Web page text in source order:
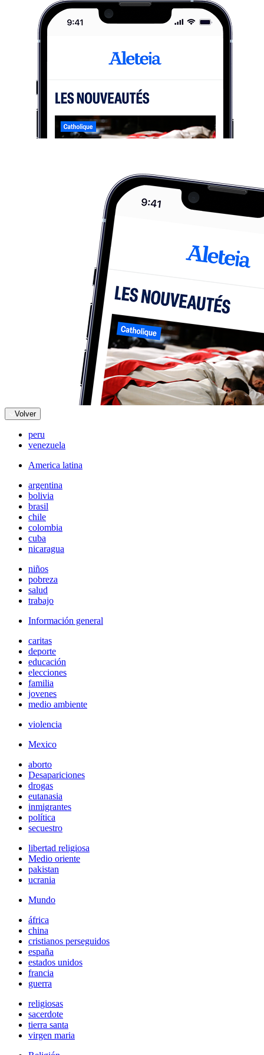
Volver
peru
venezuela
America latina
argentina
bolivia
brasil
chile
colombia
cuba
nicaragua
niños
pobreza
salud
trabajo
Información general
caritas
deporte
educación
elecciones
familia
jovenes
medio ambiente
violencia
Mexico
aborto
Desapariciones
drogas
eutanasia
inmigrantes
política
secuestro
libertad religiosa
Medio oriente
pakistan
ucrania
Mundo
áfrica
china
cristianos perseguidos
españa
estados unidos
francia
guerra
religiosas
sacerdote
tierra santa
virgen maria